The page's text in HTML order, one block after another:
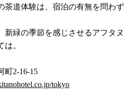
茶道体験は、宿泊の有無を問わず
新緑の季節を感じさせるアフタヌ
。
町2-16-15
tokyo